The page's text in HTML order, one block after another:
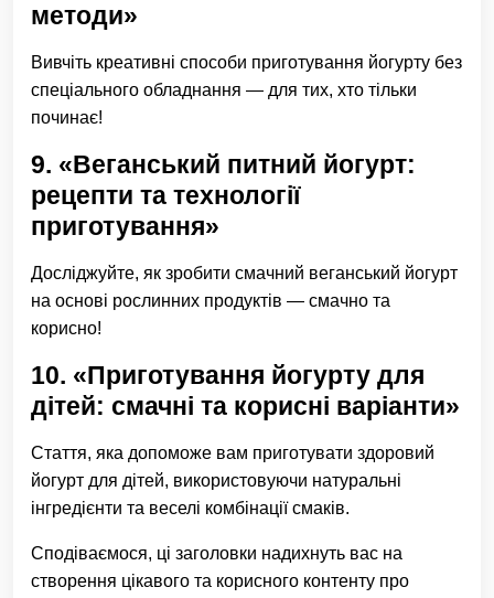
методи»
Вивчіть креативні способи приготування йогурту без
спеціального обладнання — для тих, хто тільки
починає!
9. «Веганський питний йогурт:
рецепти та технології
приготування»
Досліджуйте, як зробити смачний веганський йогурт
на основі рослинних продуктів — смачно та
корисно!
10. «Приготування йогурту для
дітей: смачні та корисні варіанти»
Стаття, яка допоможе вам приготувати здоровий
йогурт для дітей, використовуючи натуральні
інгредієнти та веселі комбінації смаків.
Сподіваємося, ці заголовки надихнуть вас на
створення цікавого та корисного контенту про